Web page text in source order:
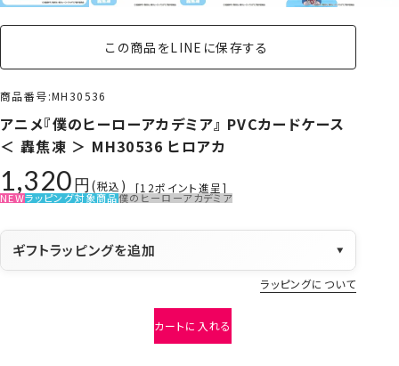
この商品をLINEに保存する
商品番号 MH30536
アニメ『僕のヒーローアカデミア』 PVCカードケース
＜ 轟焦凍 ＞ MH30536 ヒロアカ
1,320 税込 [12ポイント進呈]
NEWラッピング対象商品僕のヒーローアカデミア
ギフトラッピングを追加 ▼
ラッピングについて
カートに入れる